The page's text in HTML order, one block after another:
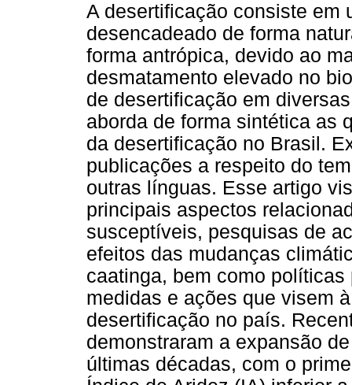
A desertificação consiste em
desencadeado de forma
forma antrópica, devido ao
desmatamento elevado no
de desertificação em
aborda de forma sintética as
da desertificação no Brasil.
publicações a respeito do
outras línguas. Esse artigo
principais aspectos
susceptíveis, pesquisas de
efeitos das mudanças
caatinga, bem como
medidas e ações que visem
desertificação no país.
demonstraram a expansão
últimas décadas, com o